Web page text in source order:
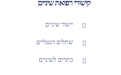
קישורי רפואת שיניים
יישור שיניים
שתלים דנטליים
כתרים לשיניים